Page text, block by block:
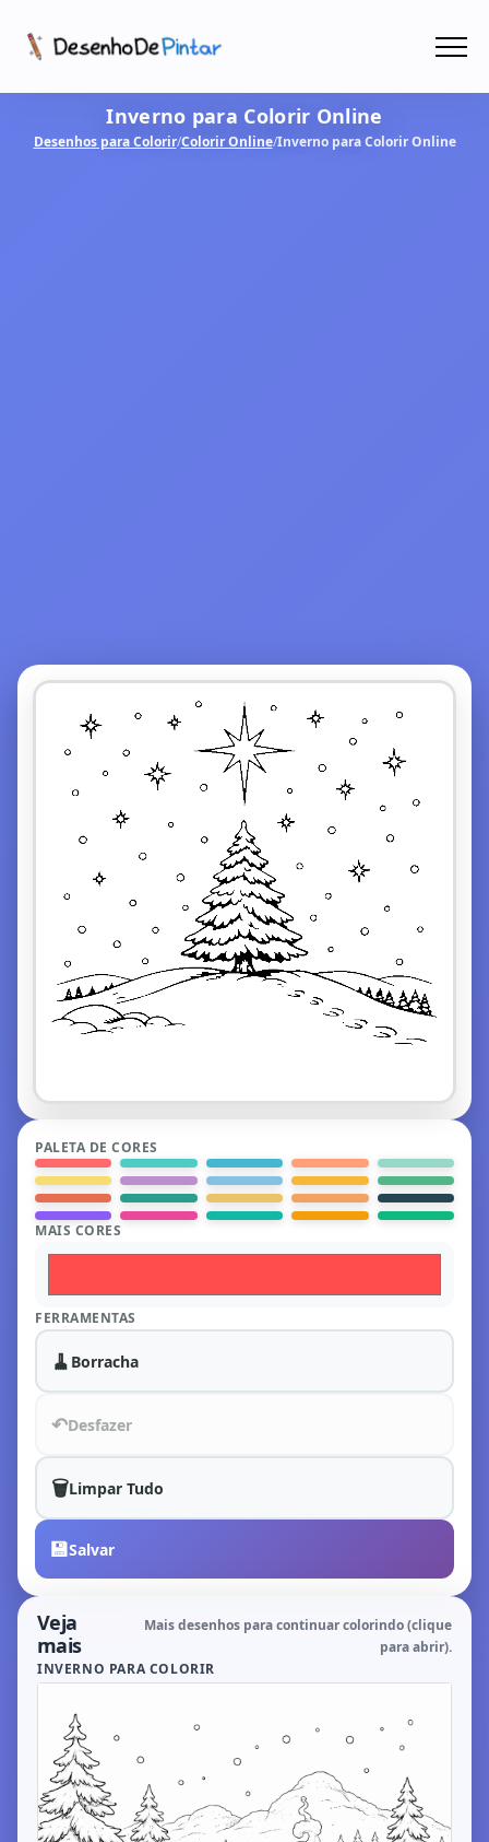
Coletâneas de Desenhos - PDF
Inverno para Colorir Online
Desenhos para Colorir/Colorir Online/Inverno para Colorir Online
PALETA DE CORES
MAIS CORES
FERRAMENTAS
🧹 Borracha
↶Desfazer
🗑️Limpar Tudo
💾Salvar
Veja
mais
Mais desenhos para continuar colorindo (clique
para abrir).
INVERNO PARA COLORIR